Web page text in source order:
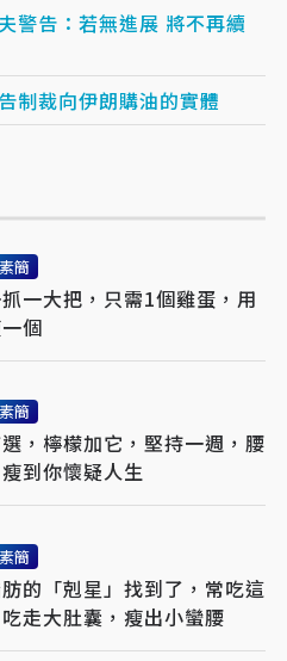
警告：若無進展 將不再續
制裁向伊朗購油的實體
簡
一大把，只需1個雞蛋，用
個
簡
，檸檬加它，堅持一週，腰
到你懷疑人生
簡
的「剋星」找到了，常吃這
走大肚囊，瘦出小蠻腰